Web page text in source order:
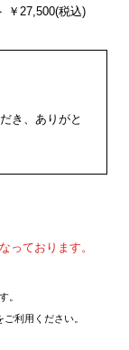
￥27,500(税込)
き、ありがと
っております。
。
利用ください。